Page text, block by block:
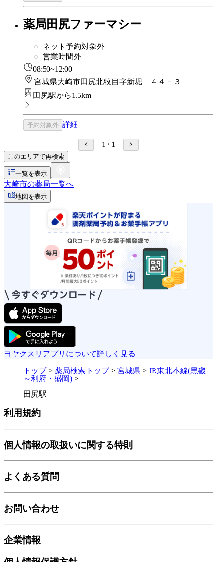
薬局田尻ファーマシー
ネット予約対象外
営業時間外
08:50~12:00
宮城県大崎市田尻北牧目字新堀 ４４－３
田尻駅から1.5km
予約対象外 詳細
1 / 1
このエリアで再検索
一覧を表示
大崎市の薬局一覧へ
地図を表示
ヨヤクスリアプリについて詳しく見る
トップ> 薬局検索トップ> 宮城県 > JR東北本線(黒磯
～利府・盛岡) >
田尻駅
利用規約
個人情報の取扱いに関する特則
よくある質問
お問い合わせ
企業情報